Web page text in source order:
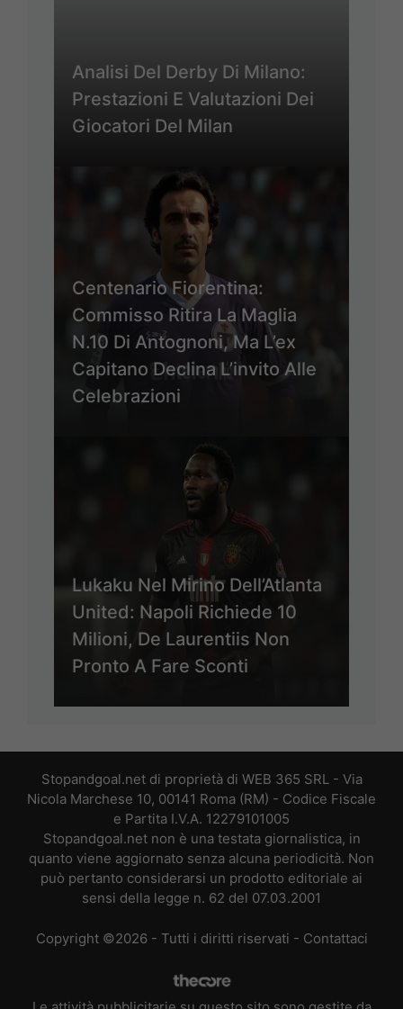
Analisi Del Derby Di Milano:
Prestazioni E Valutazioni Dei
Giocatori Del Milan
Centenario Fiorentina:
Commisso Ritira La Maglia
N.10 Di Antognoni, Ma L’ex
Capitano Declina L’invito Alle
Celebrazioni
Lukaku Nel Mirino Dell’Atlanta
United: Napoli Richiede 10
Milioni, De Laurentiis Non
Pronto A Fare Sconti
Stopandgoal.net di proprietà di WEB 365 SRL - Via
Nicola Marchese 10, 00141 Roma (RM) - Codice Fiscale
e Partita I.V.A. 12279101005
Stopandgoal.net non è una testata giornalistica, in
quanto viene aggiornato senza alcuna periodicità. Non
può pertanto considerarsi un prodotto editoriale ai
sensi della legge n. 62 del 07.03.2001
Copyright ©2026 - Tutti i diritti riservati - Contattaci